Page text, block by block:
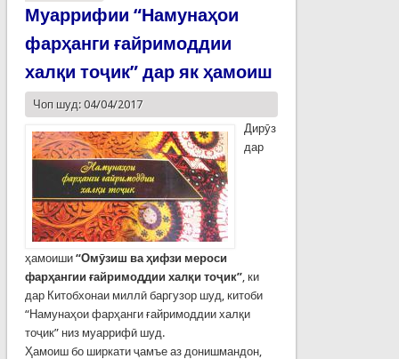
Муаррифии “Намунаҳои
фарҳанги ғайримоддии
халқи тоҷик” дар як ҳамоиш
Чоп шуд: 04/04/2017
Дирӯз
дар
ҳамоиши “Омӯзиш ва ҳифзи мероси
фарҳангии ғайримоддии халқи тоҷик”, ки
дар Китобхонаи миллӣ баргузор шуд, китоби
“Намунаҳои фарҳанги ғайримоддии халқи
тоҷик” низ муаррифӣ шуд.
Ҳамоиш бо ширкати ҷамъе аз донишмандон,